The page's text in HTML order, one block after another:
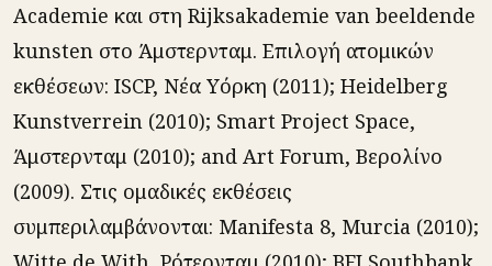
Academie και στη Rijksakademie van beeldende
kunsten στο Άμστερνταμ. Επιλογή ατομικών
εκθέσεων: ISCP, Νέα Υόρκη (2011); Heidelberg
Kunstverrein (2010); Smart Project Space,
Άμστερνταμ (2010); and Art Forum, Βερολίνο
(2009). Στις ομαδικές εκθέσεις
συμπεριλαμβάνονται: Manifesta 8, Murcia (2010);